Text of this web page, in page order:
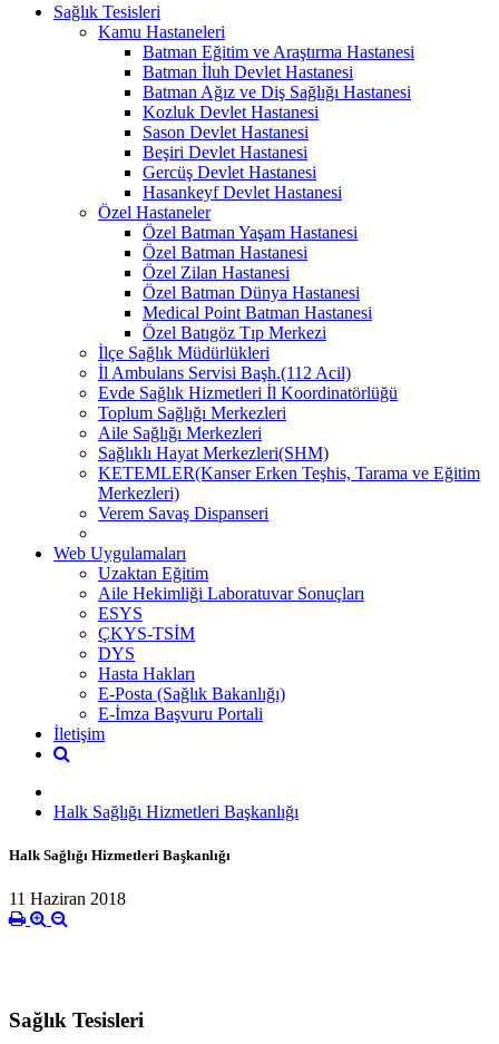
Sağlık Tesisleri
Kamu Hastaneleri
Batman Eğitim ve Araştırma Hastanesi
Batman İluh Devlet Hastanesi
Batman Ağız ve Diş Sağlığı Hastanesi
Kozluk Devlet Hastanesi
Sason Devlet Hastanesi
Beşiri Devlet Hastanesi
Gercüş Devlet Hastanesi
Hasankeyf Devlet Hastanesi
Özel Hastaneler
Özel Batman Yaşam Hastanesi
Özel Batman Hastanesi
Özel Zilan Hastanesi
Özel Batman Dünya Hastanesi
Medical Point Batman Hastanesi
Özel Batıgöz Tıp Merkezi
İlçe Sağlık Müdürlükleri
İl Ambulans Servisi Başh.(112 Acil)
Evde Sağlık Hizmetleri İl Koordinatörlüğü
Toplum Sağlığı Merkezleri
Aile Sağlığı Merkezleri
Sağlıklı Hayat Merkezleri(SHM)
KETEMLER(Kanser Erken Teşhis, Tarama ve Eğitim
Merkezleri)
Verem Savaş Dispanseri
Web Uygulamaları
Uzaktan Eğitim
Aile Hekimliği Laboratuvar Sonuçları
ESYS
ÇKYS-TSİM
DYS
Hasta Hakları
E-Posta (Sağlık Bakanlığı)
E-İmza Başvuru Portali
İletişim
Halk Sağlığı Hizmetleri Başkanlığı
Halk Sağlığı Hizmetleri Başkanlığı
11 Haziran 2018
Sağlık Tesisleri